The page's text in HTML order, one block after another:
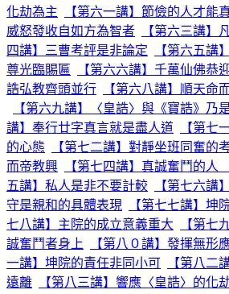
化劫為主
【第六一講】節儉的人才能
威怒發收自如方為智者
【第六三講】
四講】三曹考評是非論定
【第六五講
尊光臨賜匾
【第六六講】千萬仙佛恭
誥弘教齊頭並行
【第六八講】順天命
【第六九講】〈皇誥〉與《寶誥》乃
講】奉行廿字真言就是盡人道
【第七
的心態
【第七二講】對靜坐班同奮的
而帝教興
【第七四講】真誠奮鬥的
五講】私人是非不要計較
【第七六講
守是親和的具體表現
【第七七講】
七八講】主院的成立意義重大
【第七
誠奮鬥者身上
【第八０講】發揮無形
一講】坤院的責任非同小可
【第八二
遠離
【第八三講】響應〈皇誥〉的化